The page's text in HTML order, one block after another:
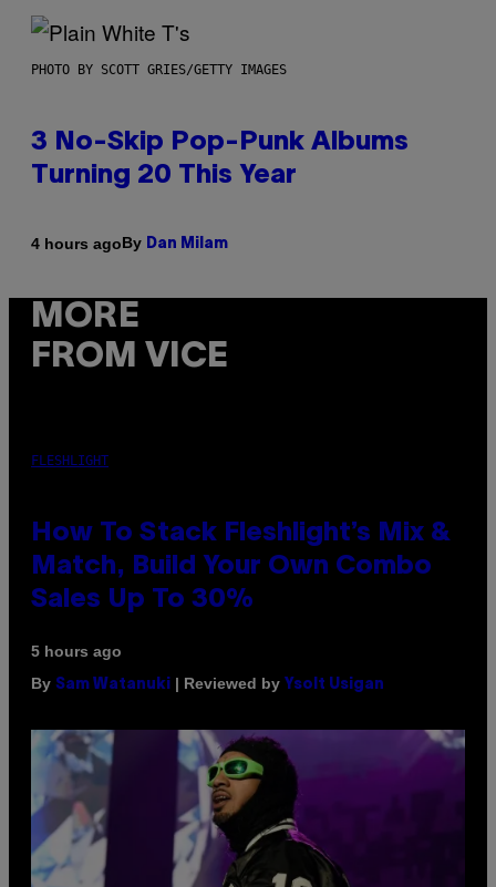
PHOTO BY SCOTT GRIES/GETTY IMAGES
3 No-Skip Pop-Punk Albums
Turning 20 This Year
4 hours agoBy Dan Milam
MORE
FROM VICE
FLESHLIGHT
How To Stack Fleshlight’s Mix &
Match, Build Your Own Combo
Sales Up To 30%
5 hours ago
By Sam Watanuki | Reviewed by Ysolt Usigan